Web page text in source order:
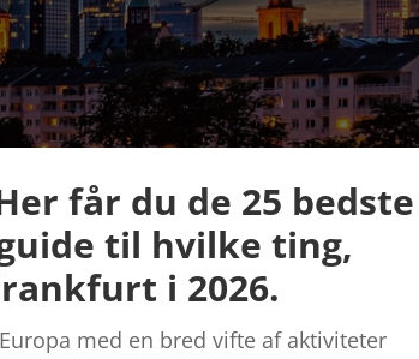
får du de 25 bedste
til hvilke ting,
i 2026.
med en bred vifte af aktiviteter